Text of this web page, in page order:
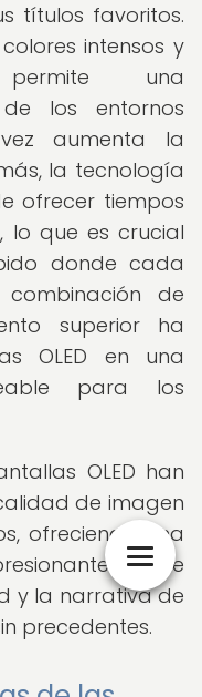
títulos favoritos.
intensos y
una
los entornos
aumenta la
la tecnología
ofrecer tiempos
lo que es crucial
donde cada
combinación de
superior ha
OLED en una
para los
OLED han
de imagen
ofreciendo una
que
y la narrativa de
precedentes.